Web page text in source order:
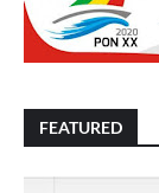
FEATURED